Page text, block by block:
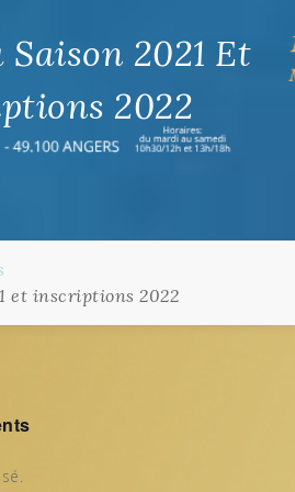
2021 Et
2022
et inscriptions 2022